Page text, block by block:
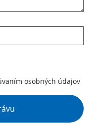
osobných údajov